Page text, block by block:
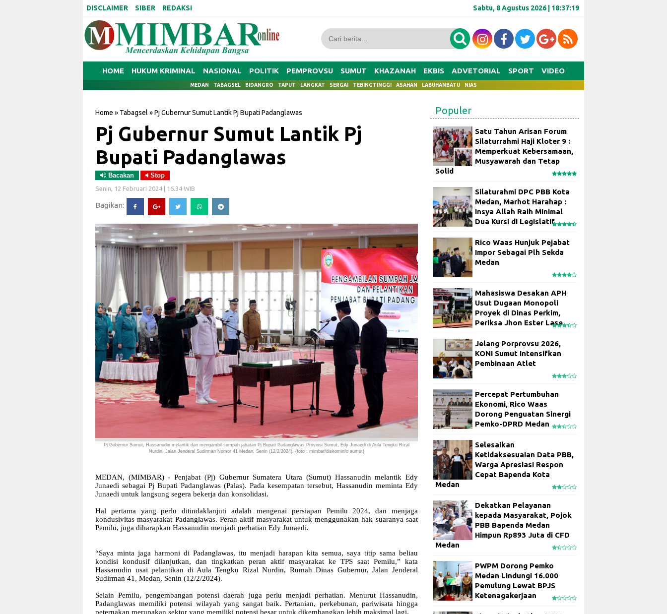
DISCLAIMER SIBER REDAKSI Sabtu, 8 Agustus 2026 | 18:37:20
HOME HUKUM KRIMINAL NASIONAL POLITIK PEMPROVSU SUMUT KHAZANAH EKBIS ADVETORIAL SPORT VIDEO
MEDAN TABAGSEL BIDANGRO TAPUT LANGKAT SERGAI TEBINGTINGGI ASAHAN LABUHANBATU NIAS
Home » Tabagsel »Pj Gubernur Sumut Lantik Pj Bupati Padanglawas
Pj Gubernur Sumut Lantik Pj
Bupati Padanglawas
Bacakan Stop
Senin, 12 Februari 2024 | 16.34 WIB
Bagikan:
Pj Gubernur Sumut, Hassanudin melantik dan mengambil sumpah jabatan Pj Bupati Padanglawas Provinsi Sumut, Edy Junaedi di Aula Tengku Rizal
Nurdin, Jalan Jenderal Sudirman Nomor 41 Medan, Senin (12/2/2024). (foto : mimbar/diskominfo sumut)
MEDAN, (MIMBAR) - Penjabat (Pj) Gubernur Sumatera Utara (Sumut) Hassanudin melantik Edy
Junaedi sebagai Pj Bupati Padanglawas (Palas). Pada kesempatan tersebut, Hassanudin meminta Edy
Junaedi untuk langsung segera bekerja dan konsolidasi.
Hal pertama yang perlu ditindaklanjuti adalah mengenai persiapan Pemilu 2024, dan menjaga
kondusivitas masyarakat Padanglawas. Peran aktif masyarakat untuk menggunakan hak suaranya saat
Pemilu, juga diharapkan Hassanudin menjadi perhatian Edy Junaedi.
“Saya minta jaga harmoni di Padanglawas, itu menjadi harapan kita semua, saya titip sama beliau
kondisi kondusif dilanjutkan, dan tingkatkan peran aktif masyarakat ke TPS saat Pemilu,” kata
Hassanudin usai pelantikan di Aula Tengku Rizal Nurdin, Rumah Dinas Gubernur, Jalan Jenderal
Sudirman 41, Medan, Senin (12/2/2024).
Selain Pemilu, pengembangan potensi daerah juga perlu menjadi perhatian. Menurut Hassanudin,
Padanglawas memiliki potensi wilayah yang sangat baik. Pertanian, perkebunan, pariwisata hingga
peternakan merupakan sektor yang memiliki potensi besar untuk dikembangkan lebih maksimal lagi.
Populer
Satu Tahun Arisan Forum
Silaturrahmi Haji Kloter 9 :
Memperkuat Kebersamaan,
Musyawarah dan Tetap
Solid
Silaturahmi DPC PBB Kota
Medan, Marhot Harahap :
Insya Allah Raih Minimal
Dua Kursi di Legislatif
Rico Waas Hunjuk Pejabat
Impor Sebagai Plh Sekda
Medan
Mahasiswa Desakan APH
Usut Dugaan Monopoli
Proyek di Dinas Perkim,
Periksa Jhon Ester Lase
Jelang Porprovsu 2026,
KONI Sumut Intensifkan
Pembinaan Atlet
Percepat Pertumbuhan
Ekonomi, Rico Waas
Dorong Penguatan Sinergi
Pemko-DPRD Medan
Selesaikan
Ketidaksesuaian Data PBB,
Warga Apresiasi Respon
Cepat Bapenda Kota
Medan
Dekatkan Pelayanan
kepada Masyarakat, Pojok
PBB Bapenda Medan
Himpun Rp893 Juta di CFD
Medan
PWPM Dorong Pemko
Medan Lindungi 16.000
Pemulung Lewat BPJS
Ketenagakerjaan